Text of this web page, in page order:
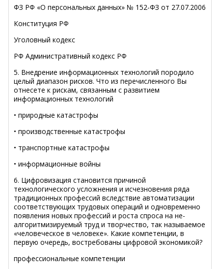
ФЗ РФ «О персональных данных» № 152-ФЗ от 27.07.2006
Конституция РФ
Уголовный кодекс
РФ Административный кодекс РФ
5. Внедрение информационных технологий породило
целый диапазон рисков. Что из перечисленного Вы
отнесете к рискам, связанным с развитием
информационных технологий
• природные катастрофы
• производственные катастрофы
• транспортные катастрофы
• информационные войны
6. Цифровизация становится причиной
технологического усложнения и исчезновения ряда
традиционных профессий вследствие автоматизации
соответствующих трудовых операций и одновременно
появления новых профессий и роста спроса на не-
алгоритмизируемый труд и творчество, так называемое
«человеческое в человеке». Какие компетенции, в
первую очередь, востребованы цифровой экономикой?
профессиональные компетенции